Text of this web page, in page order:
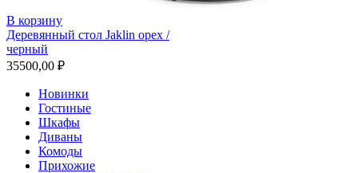
В корзину
Деревянный стол Jaklin орех /
черный
35500,00 ₽
Новинки
Гостиные
Шкафы
Диваны
Комоды
Прихожие